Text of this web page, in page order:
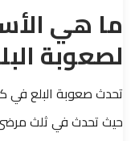
ما هي
لصعوبة
تحدث صعوبة البلع في
حيث تحدث في ثلث